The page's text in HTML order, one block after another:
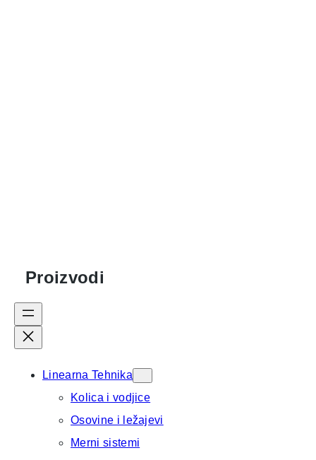
Proizvodi
Linearna Tehnika
Kolica i vodjice
Osovine i ležajevi
Merni sistemi